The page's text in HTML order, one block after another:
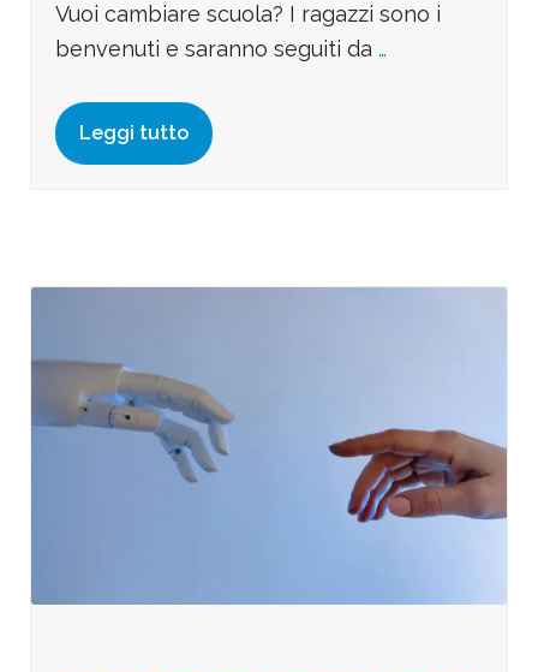
Vuoi cambiare scuola? I ragazzi sono i
benvenuti e saranno seguiti da …
Leggi tutto